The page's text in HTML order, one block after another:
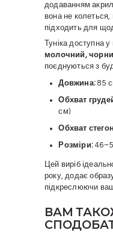
додаванням
вона не
підходить для
Туніка доступна
молочний,
поєднуються з
Довжина: 85
Обхват
см)
Обхват
Розміри:
Цей виріб
року, додає
підкреслюючи
ВАМ